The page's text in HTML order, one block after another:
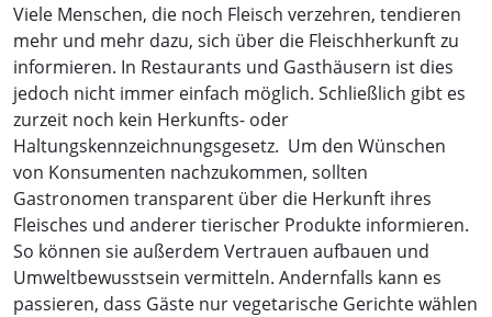
Viele Menschen, die noch Fleisch verzehren, tendieren
mehr und mehr dazu, sich über die Fleischherkunft zu
informieren. In Restaurants und Gasthäusern ist dies
jedoch nicht immer einfach möglich. Schließlich gibt es
zurzeit noch kein Herkunfts- oder
Haltungskennzeichnungsgesetz. Um den Wünschen
von Konsumenten nachzukommen, sollten
Gastronomen transparent über die Herkunft ihres
Fleisches und anderer tierischer Produkte informieren.
So können sie außerdem Vertrauen aufbauen und
Umweltbewusstsein vermitteln. Andernfalls kann es
passieren, dass Gäste nur vegetarische Gerichte wählen